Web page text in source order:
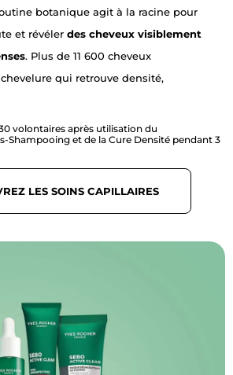
botanique agit à la racine pour
et révéler des cheveux visiblement
. Plus de 11 600 cheveux
qui retrouve densité,
volontaires après utilisation du
Shampooing et de la Cure Densité pendant 3
LES SOINS CAPILLAIRES